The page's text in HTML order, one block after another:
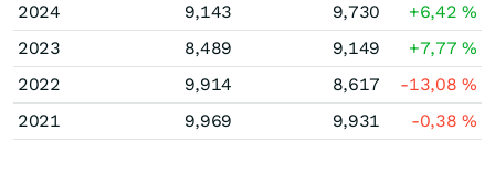
2024
9,143 9,730 +6,42%
2023
8,489 9,149 +7,77%
2022
9,914 8,617 -13,08%
2021
9,969 9,931 -0,38%